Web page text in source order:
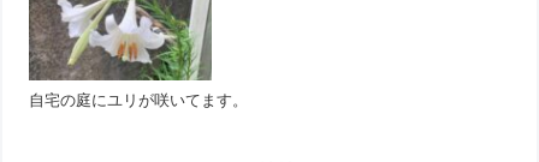
自宅の庭にユリが咲いてます。